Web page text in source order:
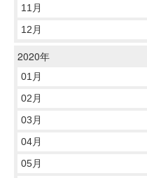
11月
12月
2020年
01月
02月
03月
04月
05月